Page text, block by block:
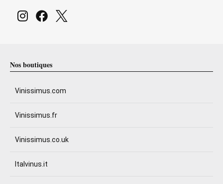
Nos boutiques
Vinissimus.com
Vinissimus.fr
Vinissimus.co.uk
Italvinus.it